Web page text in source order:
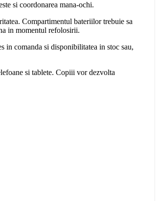
si coordonarea mana-ochi.
Compartimentul bateriilor trebuie sa
in momentul refolosirii.
in comanda si disponibilitatea in stoc sau,
si tablete. Copiii vor dezvolta